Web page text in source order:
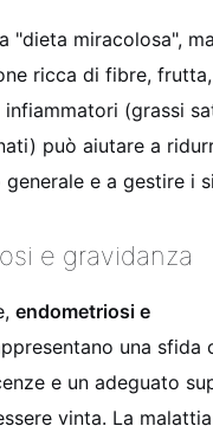
"dieta miracolosa", ma
ricca di fibre,
(grassi
può aiutare a
e a gestire i
e gravidanza
endometriosi e
una sfida
e un adeguato
vinta. La